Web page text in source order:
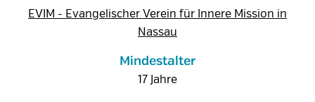
EVIM - Evangelischer Verein für Innere Mission in
Nassau
Mindestalter
17 Jahre